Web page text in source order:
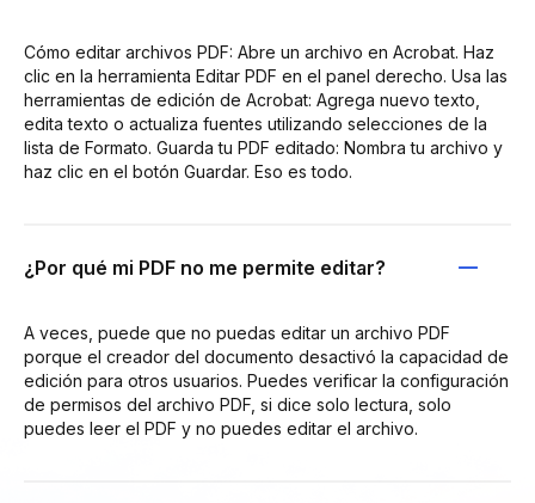
Cómo editar archivos PDF: Abre un archivo en Acrobat. Haz
clic en la herramienta Editar PDF en el panel derecho. Usa las
herramientas de edición de Acrobat: Agrega nuevo texto,
edita texto o actualiza fuentes utilizando selecciones de la
lista de Formato. Guarda tu PDF editado: Nombra tu archivo y
haz clic en el botón Guardar. Eso es todo.
¿Por qué mi PDF no me permite editar?
A veces, puede que no puedas editar un archivo PDF
porque el creador del documento desactivó la capacidad de
edición para otros usuarios. Puedes verificar la configuración
de permisos del archivo PDF, si dice solo lectura, solo
puedes leer el PDF y no puedes editar el archivo.